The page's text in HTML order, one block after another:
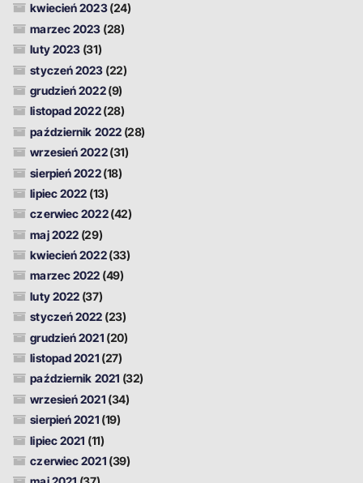
kwiecień 2023(24)
marzec 2023 (28)
luty 2023 (31)
styczeń 2023 (22)
grudzień 2022(9)
listopad 2022(28)
październik 2022(28)
wrzesień 2022(31)
sierpień 2022(18)
lipiec 2022 (13)
czerwiec 2022(42)
maj 2022 (29)
kwiecień 2022(33)
marzec 2022 (49)
luty 2022 (37)
styczeń 2022 (23)
grudzień 2021 (20)
listopad 2021 (27)
październik 2021 (32)
wrzesień 2021 (34)
sierpień 2021 (19)
lipiec 2021 (11)
czerwiec 2021 (39)